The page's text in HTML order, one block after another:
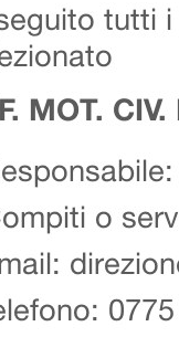
tutti
MOT.
o